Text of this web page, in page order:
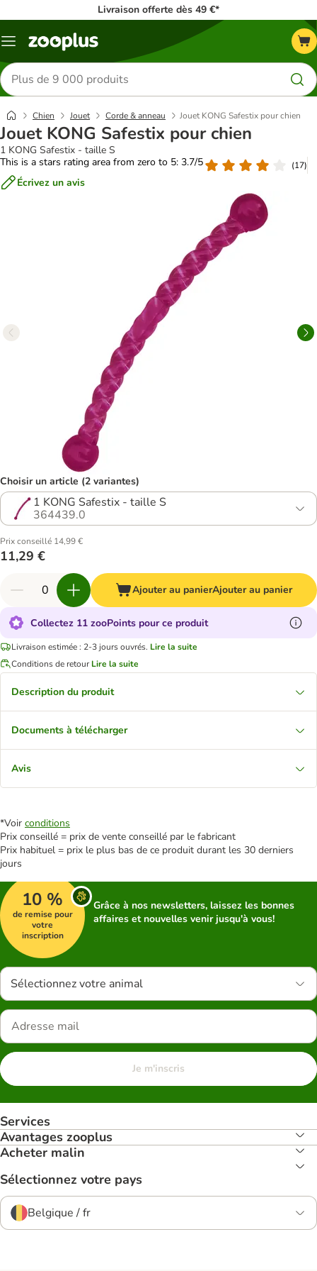
Livraison offerte dès 49 €*
Menu
Rechercher
des
produits
Chien Jouet Corde & anneau Jouet KONG Safestix pour chien
Jouet KONG Safestix pour chien
1 KONG Safestix - taille S
This is a stars rating area from zero to 5: 3.7/5
(17)
Écrivez un avis
Choisir un article (2 variantes)
1 KONG Safestix - taille S
364439.0
Prix conseillé 14,99 €
11,29 €
Ajouter au panierAjouter au panier
Collectez 11 zooPoints pour ce produit
Livraison estimée : 2-3 jours ouvrés. Lire la suite
Conditions de retour Lire la suite
Description du produit
Documents à télécharger
Avis
*Voir conditions
Prix conseillé = prix de vente conseillé par le fabricant
Prix habituel = prix le plus bas de ce produit durant les 30 derniers
jours
10 %
de remise pour
votre
inscription
Grâce à nos newsletters, laissez les bonnes
affaires et nouvelles venir jusqu'à vous!
Sélectionnez votre animal
Je m'inscris
Services
Avantages zooplus
Acheter malin
Sélectionnez votre pays
Belgique / fr